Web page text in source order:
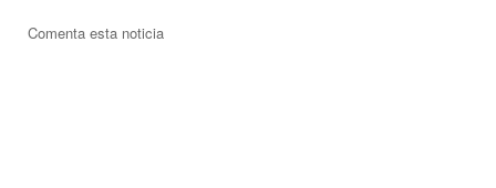
Comenta esta noticia